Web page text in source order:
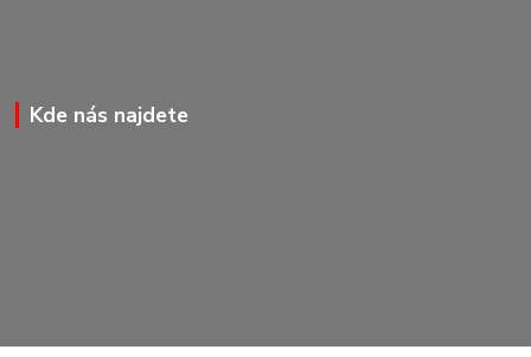
Kde nás najdete